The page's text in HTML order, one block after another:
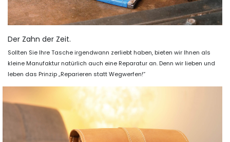
Der Zahn der Zeit.
Sollten Sie Ihre Tasche irgendwann zerliebt haben, bieten wir Ihnen als
kleine Manufaktur natürlich auch eine Reparatur an. Denn wir lieben und
leben das Prinzip „Reparieren statt Wegwerfen!“